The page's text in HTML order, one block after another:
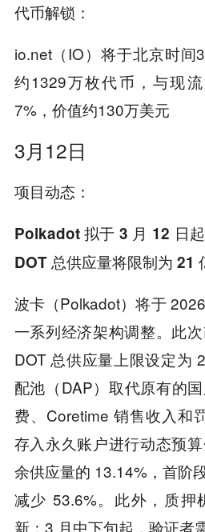
代币解锁：
io.net（IO）将于北京时
约1329万枚代币，与现
7%，价值约130万美元
3月12日
项目动态：
Polkadot 拟于 3 月 12 日
DOT 总供应量将限制为 21
波卡（Polkadot）将于
一系列经济架构调整。此
DOT 总供应量上限设定为
配池（DAP）取代原有的
费、Coretime 销售收入和
存入永久账户进行动态预
余供应量的 13.14%，首阶
减少 53.6%。此外，质押
新：3 月中下旬起，验证者